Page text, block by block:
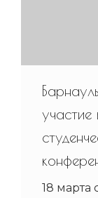
участие
18 марта